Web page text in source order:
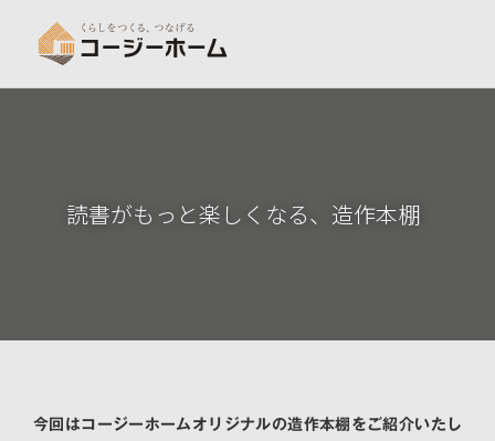
読書がもっと楽しくなる、造作本棚
今回はコージーホームオリジナルの造作本棚をご紹介いたし